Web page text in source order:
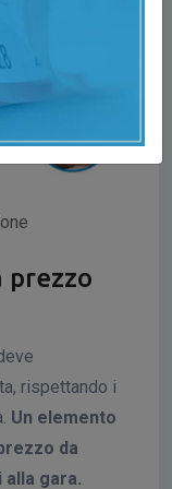
prezzo
rispettando i
Un elemento
da
gara.